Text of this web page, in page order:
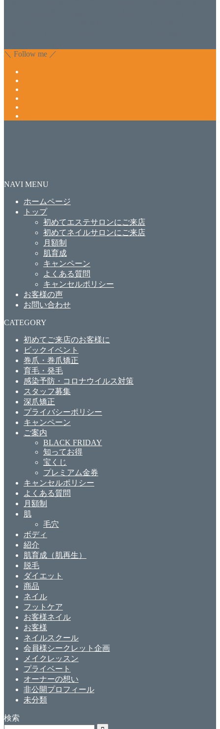
＼ Follow me ／
NAVI MENU
ホームページ
トップ
初めてエステサロンにご来店
初めてネイルサロンにご来店
月額制
肌育成
キャンペーン
よくある質問
キャンセルポリシー
お客様の声
お問い合わせ
CATEGORY
初めてご来店のお客様に
ビックイベント
巻爪・巻爪矯正
育毛・発毛
感染予防・コロナウイルス対策
スタッフ募集
深爪矯正
プライバシーポリシー
キャンペーン
ご案内
BLACK FRIDAY
知ってお得
宝くじ
プレミアム金券
キャンセルポリシー
よくある質問
月額制
肌
毛穴
ボディ
紹介
肌育成（肌再生）
脱毛
ダイエット
商品
ネイル
フットケア
お客様ネイル
お客様
ネイルスクール
会員様シークレット企画
メイクレッスン
プライベート
オーナーの想い
非公開プロフィール
未分類
検索